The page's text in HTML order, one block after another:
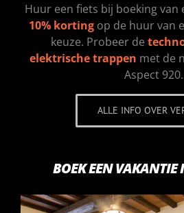
Huur een fiets bij boeking van
10% korting op de huur van
keuze. Probeer de
elektrische trappen met de
Aspect 920.
ALLE INFO OVER
BOEK EEN VAKANTIE